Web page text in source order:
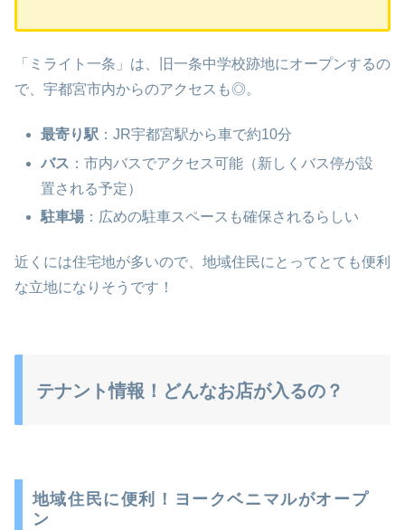
「ミライト一条」は、旧一条中学校跡地にオープンするの
で、宇都宮市内からのアクセスも◎。
最寄り駅 ：JR宇都宮駅から車で約10分
バス ：市内バスでアクセス可能（新しくバス停が設
置される予定）
駐車場 ：広めの駐車スペースも確保されるらしい
近くには住宅地が多いので、地域住民にとってとても便利
な立地になりそうです！
テナント情報！どんなお店が入るの？
地域住民に便利！ヨークベニマルがオープ
ン